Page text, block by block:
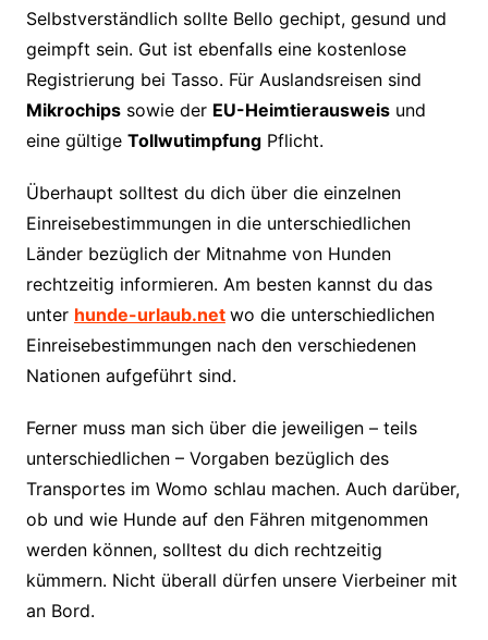
Selbstverständlich sollte Bello gechipt, gesund und
geimpft sein. Gut ist ebenfalls eine kostenlose
Registrierung bei Tasso. Für Auslandsreisen sind
Mikrochipssowie der EU-Heimtierausweisund
eine gültige TollwutimpfungPflicht.
Überhaupt solltest du dich über die einzelnen
Einreisebestimmungen in die unterschiedlichen
Länder bezüglich der Mitnahme von Hunden
rechtzeitig informieren. Am besten kannst du das
unter hunde-urlaub.net wo die unterschiedlichen
Einreisebestimmungen nach den verschiedenen
Nationen aufgeführt sind.
Ferner muss man sich über die jeweiligen – teils
unterschiedlichen – Vorgaben bezüglich des
Transportes im Womo schlau machen. Auch darüber,
ob und wie Hunde auf den Fähren mitgenommen
werden können, solltest du dich rechtzeitig
kümmern. Nicht überall dürfen unsere Vierbeiner mit
an Bord.